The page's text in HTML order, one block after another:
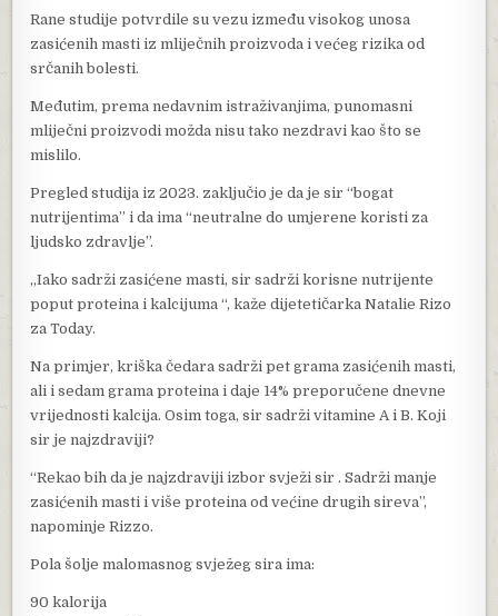
Rane studije potvrdile su vezu između visokog unosa
zasićenih masti iz mliječnih proizvoda i većeg rizika od
srčanih bolesti.
Međutim, prema nedavnim istraživanjima, punomasni
mliječni proizvodi možda nisu tako nezdravi kao što se
mislilo.
Pregled studija iz 2023. zaključio je da je sir “bogat
nutrijentima” i da ima “neutralne do umjerene koristi za
ljudsko zdravlje”.
„Iako sadrži zasićene masti, sir sadrži korisne nutrijente
poput proteina i kalcijuma “, kaže dijetetičarka Natalie Rizo
za Today.
Na primjer, kriška čedara sadrži pet grama zasićenih masti,
ali i sedam grama proteina i daje 14% preporučene dnevne
vrijednosti kalcija. Osim toga, sir sadrži vitamine A i B. Koji
sir je najzdraviji?
“Rekao bih da je najzdraviji izbor svježi sir . Sadrži manje
zasićenih masti i više proteina od većine drugih sireva”,
napominje Rizzo.
Pola šolje malomasnog svježeg sira ima:
90 kalorija